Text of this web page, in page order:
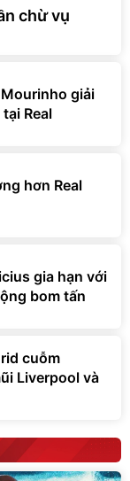
chừ vụ
giải
Real
hơn Real
gia hạn với
bom tấn
cuỗm
Liverpool và